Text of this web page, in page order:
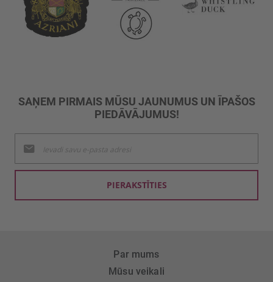
SAŅEM PIRMAIS MŪSU JAUNUMUS UN ĪPAŠOS
PIEDĀVĀJUMUS!
jaunumu
saņemšanai:
PIERAKSTĪTIES
Par mums
Mūsu veikali